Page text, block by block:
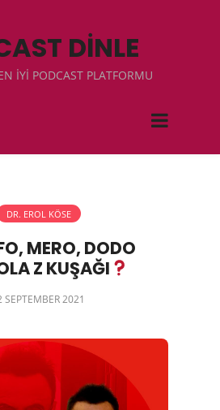
DİNLE
İYİ PODCAST PLATFORMU
DR. EROL KÖSE
MERO, DODO
Z KUŞAĞI
SEPTEMBER 2021